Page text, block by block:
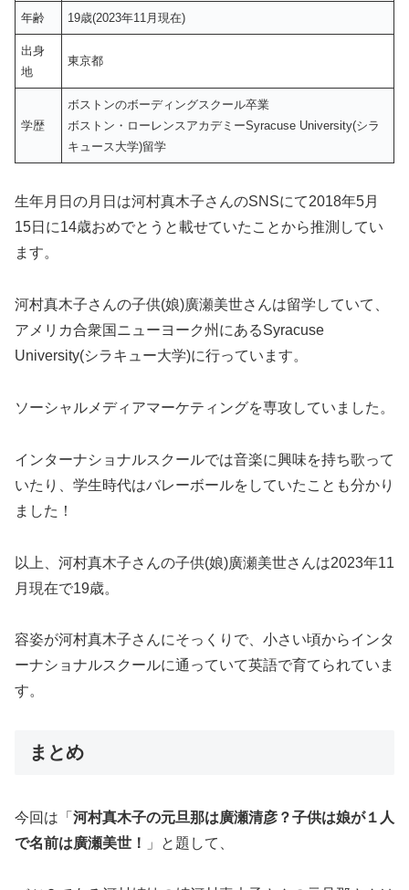
年齢 19歳(2023年11月現在)
出身
地
東京都
学歴
ボストンのボーディングスクール卒業
ボストン・ローレンスアカデミーSyracuse University(シラ
キュース大学)留学
生年月日の月日は河村真木子さんのSNSにて2018年5月
15日に14歳おめでとうと載せていたことから推測してい
ます。
河村真木子さんの子供(娘)廣瀬美世さんは留学していて、
アメリカ合衆国ニューヨーク州にあるSyracuse
University(シラキュー大学)に行っています。
ソーシャルメディアマーケティングを専攻していました。
インターナショナルスクールでは音楽に興味を持ち歌って
いたり、学生時代はバレーボールをしていたことも分かり
ました！
以上、河村真木子さんの子供(娘)廣瀬美世さんは2023年11
月現在で19歳。
容姿が河村真木子さんにそっくりで、小さい頃からインタ
ーナショナルスクールに通っていて英語で育てられていま
す。
まとめ
今回は「 河村真木子の元旦那は廣瀬清彦？子供は娘が１人
で名前は廣瀬美世！
」と題して、